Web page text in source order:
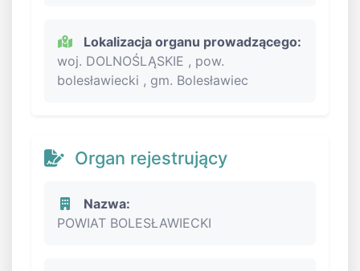
Lokalizacja organu prowadzącego:
woj. DOLNOŚLĄSKIE , pow.
bolesławiecki , gm. Bolesławiec
Organ rejestrujący
Nazwa:
POWIAT BOLESŁAWIECKI